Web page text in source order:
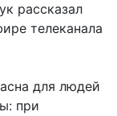
рассказал
телеканала
для людей
при